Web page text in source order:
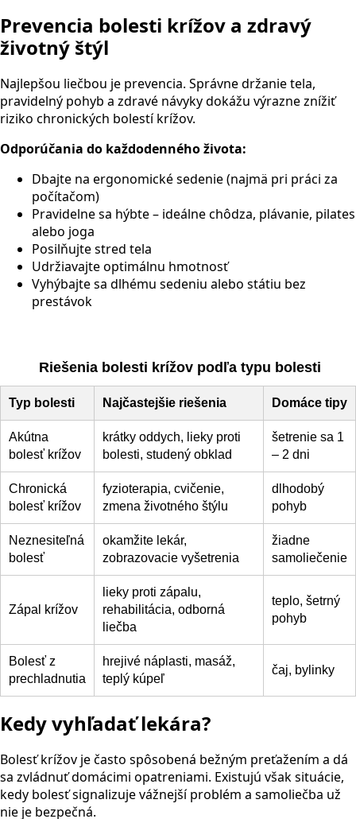
Prevencia bolesti krížov a zdravý
životný štýl
Najlepšou liečbou je prevencia. Správne držanie tela,
pravidelný pohyb a zdravé návyky dokážu výrazne znížiť
riziko chronických bolestí krížov.
Odporúčania do každodenného života:
Dbajte na ergonomické sedenie (najmä pri práci za
počítačom)
Pravidelne sa hýbte – ideálne chôdza, plávanie, pilates
alebo joga
Posilňujte stred tela
Udržiavajte optimálnu hmotnosť
Vyhýbajte sa dlhému sedeniu alebo státiu bez
prestávok
Riešenia bolesti krížov podľa typu bolesti
Typ bolesti Najčastejšie riešenia Domáce tipy
Akútna
bolesť krížov
krátky oddych, lieky proti
bolesti, studený obklad
šetrenie sa 1
– 2 dni
Chronická
bolesť krížov
fyzioterapia, cvičenie,
zmena životného štýlu
dlhodobý
pohyb
Neznesiteľná
bolesť
okamžite lekár,
zobrazovacie vyšetrenia
žiadne
samoliečenie
Zápal krížov
lieky proti zápalu,
rehabilitácia, odborná
liečba
teplo, šetrný
pohyb
Bolesť z
prechladnutia
hrejivé náplasti, masáž,
teplý kúpeľ
čaj, bylinky
Kedy vyhľadať lekára?
Bolesť krížov je často spôsobená bežným preťažením a dá
sa zvládnuť domácimi opatreniami. Existujú však situácie,
kedy bolesť signalizuje vážnejší problém a samoliečba už
nie je bezpečná.